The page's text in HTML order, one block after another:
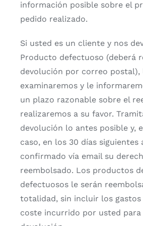
información posible sobre el
pedido realizado.
Si usted es un cliente y nos
Producto defectuoso (deberá
devolución por correo postal),
examinaremos y le
un plazo razonable sobre el
realizaremos a su favor.
devolución lo antes posible y,
caso, en los 30 días siguientes
confirmado vía email su
reembolsado. Los productos
defectuosos le serán
totalidad, sin incluir los gastos
coste incurrido por usted